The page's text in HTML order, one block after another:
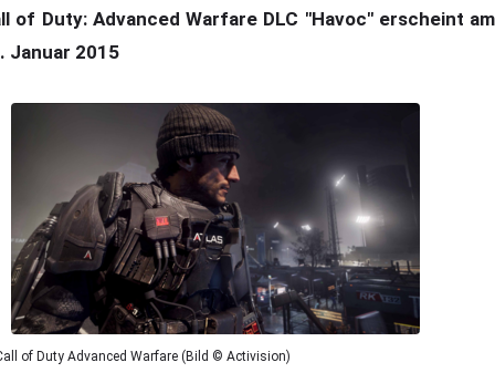
of Duty: Advanced Warfare DLC "Havoc" erscheint am
Januar 2015
of Duty Advanced Warfare (Bild © Activision)